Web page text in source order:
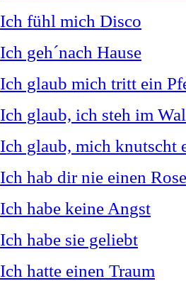
Ich fühl mich Disco
Ich geh´nach Hause
Ich glaub mich tritt ein
Ich glaub, ich steh im
Ich glaub, mich knutscht
Ich hab dir nie einen
Ich habe keine Angst
Ich habe sie geliebt
Ich hatte einen Traum